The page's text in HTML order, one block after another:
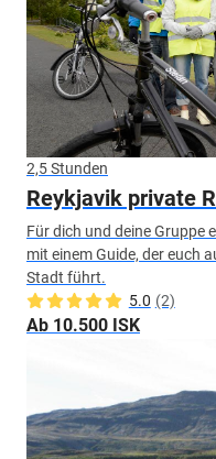
2,5 Stunden
Reykjavik private
Für dich und deine Gruppe
mit einem Guide, der euch
Stadt führt.
5.0 (2)
Ab 10.500 ISK